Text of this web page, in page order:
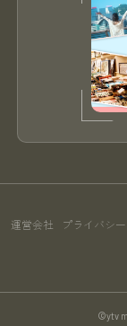
運営会社 プライバシ
©ytv